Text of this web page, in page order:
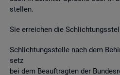
stel­len.
Sie er­rei­chen die
Schlich­tungs­stel­le nach dem
setz
bei dem Be­auf­trag­ten der